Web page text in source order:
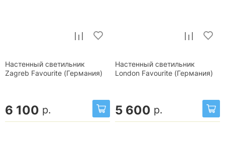
Настенный светильник
Zagreb Favourite (Германия)
6 100 р.
Настенный светильник
London Favourite (Германия)
5 600 р.